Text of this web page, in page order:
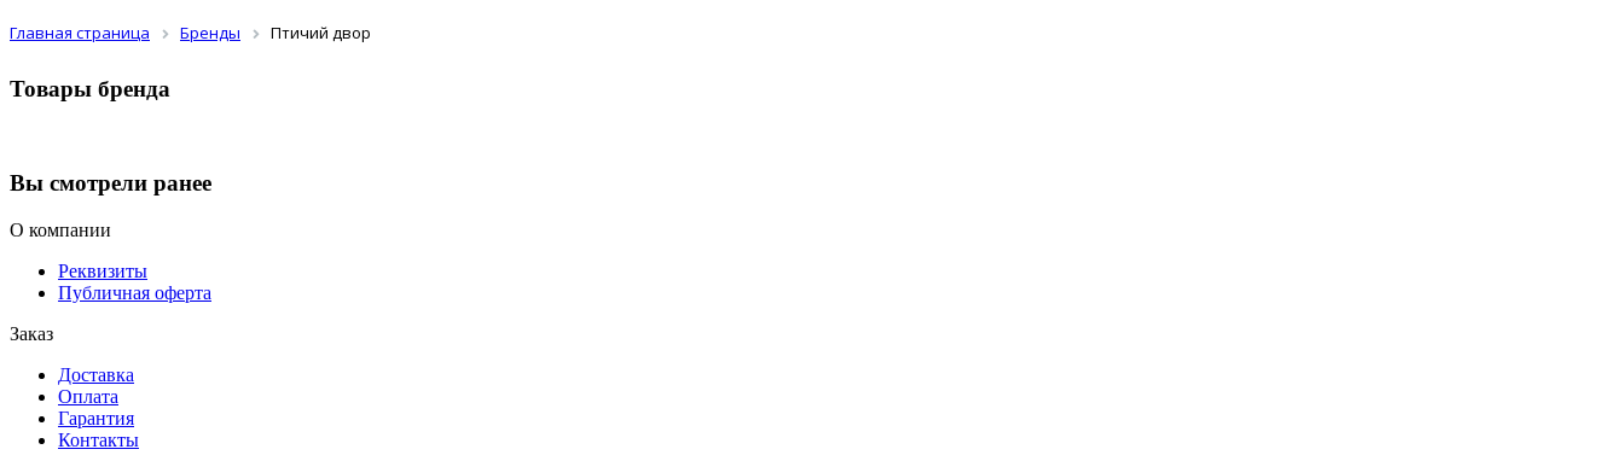
Главная страница Бренды Птичий двор
Товары бренда
Вы смотрели ранее
О компании
Реквизиты
Публичная оферта
Заказ
Доставка
Оплата
Гарантия
Контакты